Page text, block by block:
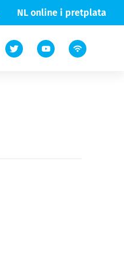
NL online i pretplata